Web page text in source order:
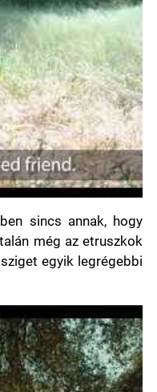
sincs annak, hogy
még az etruszkok
egyik legrégebbi